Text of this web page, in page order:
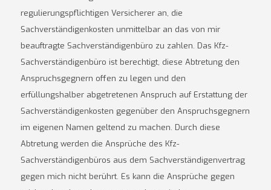
regulierungspflichtigen Versicherer an, die
Sachverständigenkosten unmittelbar an das von mir
beauftragte Sachverständigenbüro zu zahlen. Das Kfz-
Sachverständigenbüro ist berechtigt, diese Abtretung den
Anspruchsgegnern offen zu legen und den
erfüllungshalber abgetretenen Anspruch auf Erstattung der
Sachverständigenkosten gegenüber den Anspruchsgegnern
im eigenen Namen geltend zu machen. Durch diese
Abtretung werden die Ansprüche des Kfz-
Sachverständigenbüros aus dem Sachverständigenvertrag
gegen mich nicht berührt. Es kann die Ansprüche gegen